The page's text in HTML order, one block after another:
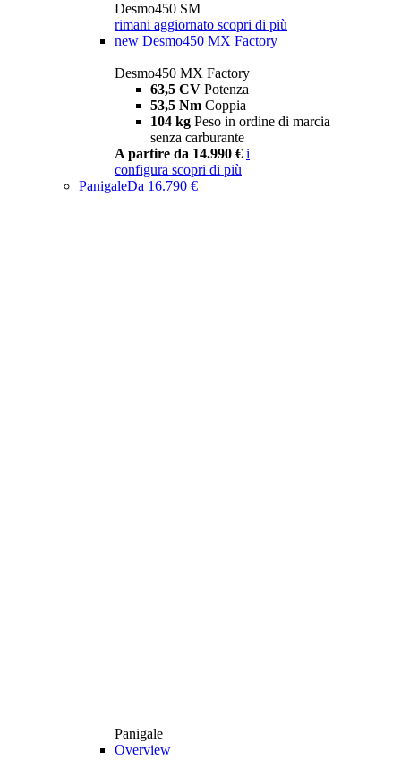
Desmo450 SM
rimani aggiornato scopri di più
new Desmo450 MX Factory
Desmo450 MX Factory
63,5 CV Potenza
53,5 Nm Coppia
104 kg Peso in ordine di marcia
senza carburante
A partire da 14.990 € i
configura scopri di più
PanigaleDa 16.790 €
Panigale
Overview